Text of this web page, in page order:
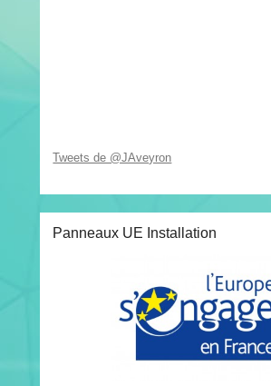
Tweets de @JAveyron
Panneaux UE Installation